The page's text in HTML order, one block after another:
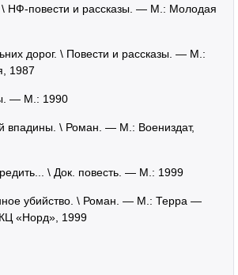
\ НФ-повести и рассказы. — М.: Молодая
дорог. \ Повести и рассказы. — М.:
1987
— М.: 1990
впадины. \ Роман. — М.: Воениздат,
\ Док. повесть. — М.: 1999
убийство. \ Роман. — М.: Терра —
«Норд», 1999